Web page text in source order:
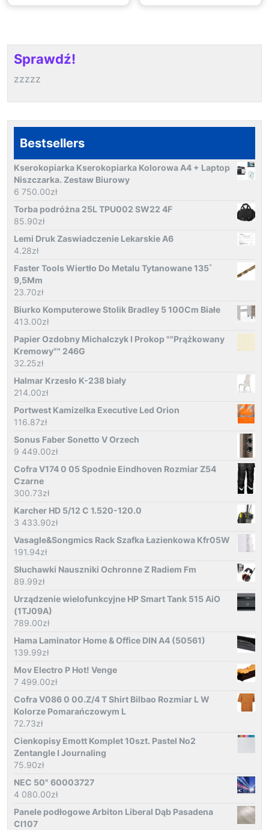
Sprawdź!
zzzzz
Bestsellers
Kserokopiarka Kserokopiarka Kolorowa A4 + Laptop
Niszczarka. Zestaw Biurowy
6 750.00zł
Torba podróżna 25L TPU002 SW22 4F
85.90zł
Lemi Druk Zaswiadczenie Lekarskie A6
4.28zł
Faster Tools Wiertło Do Metalu Tytanowane 135˚
9,5Mm
23.70zł
Biurko Komputerowe Stolik Bradley 5 100Cm Białe
413.00zł
Papier Ozdobny Michalczyk I Prokop ""Prążkowany
Kremowy"" 246G
32.25zł
Halmar Krzesło K-238 biały
214.00zł
Portwest Kamizelka Executive Led Orion
116.87zł
Sonus Faber Sonetto V Orzech
9 449.00zł
Cofra V174 0 05 Spodnie Eindhoven Rozmiar Z54
Czarne
300.73zł
Karcher HD 5/12 C 1.520-120.0
3 433.90zł
Vasagle&Songmics Rack Szafka Łazienkowa Kfr05W
191.94zł
Słuchawki Nauszniki Ochronne Z Radiem Fm
89.99zł
Urządzenie wielofunkcyjne HP Smart Tank 515 AiO
(1TJ09A)
789.00zł
Hama Laminator Home & Office DIN A4 (50561)
139.99zł
Mov Electro P Hot! Venge
7 499.00zł
Cofra V086 0 00.Z/4 T Shirt Bilbao Rozmiar L W
Kolorze Pomarańczowym L
72.73zł
Cienkopisy Emott Komplet 10szt. Pastel No2
Zentangle I Journaling
75.90zł
NEC 50" 60003727
4 080.00zł
Panele podłogowe Arbiton Liberal Dąb Pasadena
Cl107